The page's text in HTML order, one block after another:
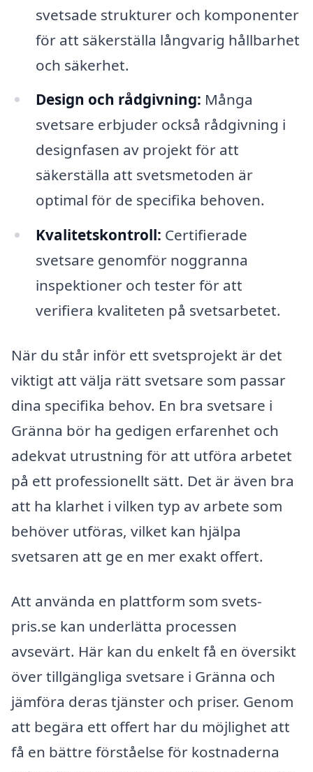
svetsade strukturer och komponenter
för att säkerställa långvarig hållbarhet
och säkerhet.
Design och rådgivning: Många
svetsare erbjuder också rådgivning i
designfasen av projekt för att
säkerställa att svetsmetoden är
optimal för de specifika behoven.
Kvalitetskontroll: Certifierade
svetsare genomför noggranna
inspektioner och tester för att
verifiera kvaliteten på svetsarbetet.
När du står inför ett svetsprojekt är det
viktigt att välja rätt svetsare som passar
dina specifika behov. En bra svetsare i
Gränna bör ha gedigen erfarenhet och
adekvat utrustning för att utföra arbetet
på ett professionellt sätt. Det är även bra
att ha klarhet i vilken typ av arbete som
behöver utföras, vilket kan hjälpa
svetsaren att ge en mer exakt offert.
Att använda en plattform som svets-
pris.se kan underlätta processen
avsevärt. Här kan du enkelt få en översikt
över tillgängliga svetsare i Gränna och
jämföra deras tjänster och priser. Genom
att begära ett offert har du möjlighet att
få en bättre förståelse för kostnaderna